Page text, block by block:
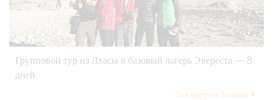
Групповой тур из Лхасы в базовый лагерь Эвереста — 8
дней
Посмотреть больше